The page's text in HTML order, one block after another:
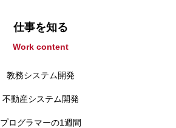
仕事を知る
Work content
教務システム開発
不動産システム開発
プログラマーの1週間